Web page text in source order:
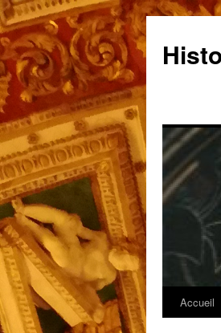
contenu
Accueil